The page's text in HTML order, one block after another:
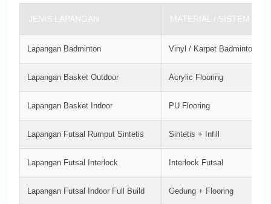
JENIS LAPANGAN MATERIAL / SISTEM
Lapangan Badminton Vinyl / Karpet Badminton
Lapangan Basket Outdoor Acrylic Flooring
Lapangan Basket Indoor PU Flooring
Lapangan Futsal Rumput Sintetis Sintetis + Infill
Lapangan Futsal Interlock Interlock Futsal
Lapangan Futsal Indoor Full Build Gedung + Flooring